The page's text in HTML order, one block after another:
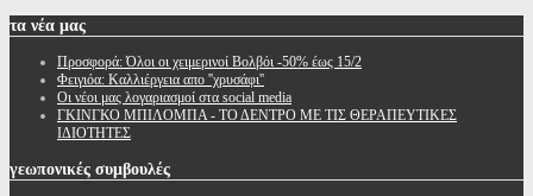
τα νέα μας
Προσφορά: Όλοι οι χειμερινοί Βολβόι -50% έως 15/2
Φειγιόα: Καλλιέργεια απο ''χρυσάφι''
Oι νέοι μας λογαριασμοί στα social media
ΓΚΙΝΓΚΟ ΜΠΙΛΟΜΠΑ - ΤΟ ΔΕΝΤΡΟ ΜΕ ΤΙΣ ΘΕΡΑΠΕΥΤΙΚΕΣ
ΙΔΙΟΤΗΤΕΣ
γεωπονικές συμβουλές